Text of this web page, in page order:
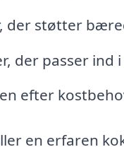
der støtter
der passer ind
efter
en erfaren